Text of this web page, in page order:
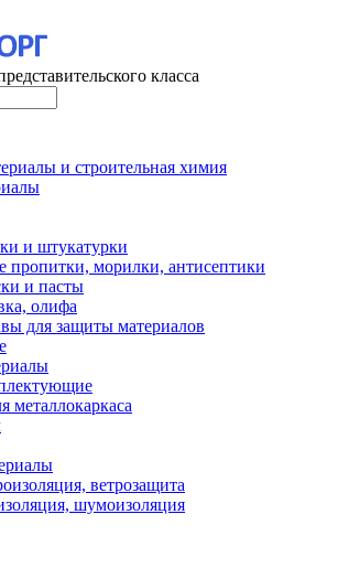
класса
и строительная химия
и штукатурки
пропитки, морилки, антисептики
и пасты
олифа
для защиты материалов
ветрозащита
шумоизоляция